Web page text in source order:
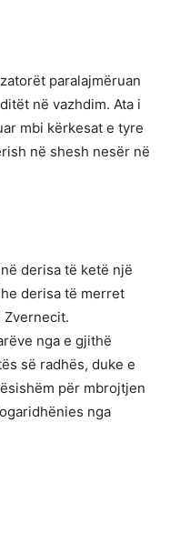
paralajmëruan
në vazhdim. Ata i
mbi kërkesat e tyre
në shesh nesër në
derisa të ketë një
derisa të merret
nga e gjithë
së radhës, duke e
për mbrojtjen
nga